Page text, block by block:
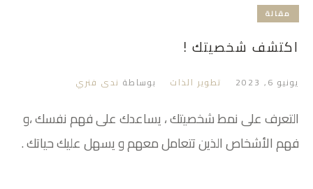
مقالة
اكتشف شخصيتك !
يونيو 6, 2023 تطوير الذات بوساطة ندى فنري
التعرف على نمط شخصيتك ، يساعدك على فهم نفسك ،و
فهم الأشخاص الذين تتعامل معهم و يسهل عليك حياتك .